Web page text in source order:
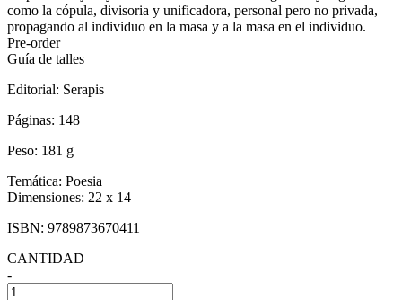
como la cópula, divisoria y unificadora, personal pero no privada,
propagando al individuo en la masa y a la masa en el individuo.
Pre-order
Guía de talles
Editorial: Serapis
Páginas: 148
Peso: 181 g
Temática: Poesia
Dimensiones: 22 x 14
ISBN: 9789873670411
CANTIDAD
-